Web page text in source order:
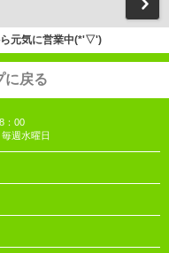
元気に営業中(*'▽')
に戻る
：00
週水曜日